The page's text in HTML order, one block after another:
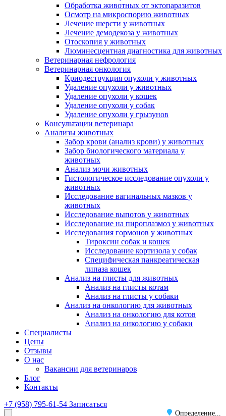
Обработка животных от эктопаразитов
Осмотр на микроспорию животных
Лечение шерсти у животных
Лечение демодекоза у животных
Отоскопия у животных
Люминесцентная диагностика для животных
Ветеринарная нефрология
Ветеринарная онкология
Криодеструкция опухоли у животных
Удаление опухоли у животных
Удаление опухоли у кошек
Удаление опухоли у собак
Удаление опухоли у грызунов
Консультации ветеринара
Анализы животных
Забор крови (анализ крови) у животных
Забор биологического материала у
животных
Анализ мочи животных
Гистологическое исследование опухоли у
животных
Исследование вагинальных мазков у
животных
Исследование выпотов у животных
Исследование на пироплазмоз у животных
Исследования гормонов у животных
Тироксин собак и кошек
Исследование кортизола у собак
Специфическая панкреатическая
липаза кошек
Анализ на глисты для животных
Анализ на глисты котам
Анализ на глисты у собаки
Анализ на онкологию для животных
Анализ на онкологию для котов
Анализ на онкологию у собаки
Специалисты
Цены
Отзывы
О нас
Вакансии для ветеринаров
Блог
Контакты
+7 (958) 795-61-54
Определение...
Записаться